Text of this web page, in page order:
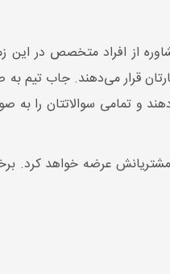
◀ تعداد
از افراد متخصص در این
قرار می‌دهند. جاب تیم
و تمامی سوالاتتان را
عرضه خواهد کرد.